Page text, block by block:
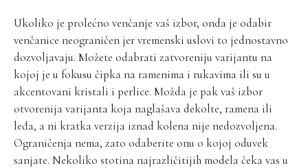
Ukoliko je prolećno venčanje vaš izbor, onda je odabir
venčanice neograničen jer vremenski uslovi to jednostavno
dozvoljavaju. Možete odabrati zatvoreniju varijantu na
kojoj je u fokusu čipka na ramenima i rukavima ili su u
akcentovani kristali i perlice. Možda je pak vaš izbor
otvorenija varijanta koja naglašava dekolte, ramena ili
leđa, a ni kratka verzija iznad kolena nije nedozvoljena.
Ograničenja nema, zato odaberite onu o kojoj oduvek
sanjate. Nekoliko stotina najrazličitijih modela čeka vas u